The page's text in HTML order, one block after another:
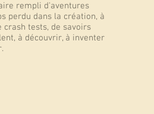
rempli d'aventures
perdu dans la création, à
crash tests, de savoirs
à découvrir, à inventer